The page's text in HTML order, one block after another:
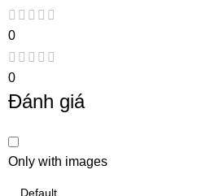
0
0
Đánh giá
Only with images